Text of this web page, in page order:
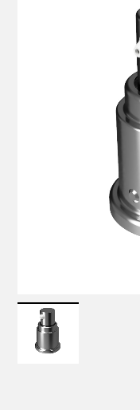
使用用途から選ぶ
VALVES
Recommended